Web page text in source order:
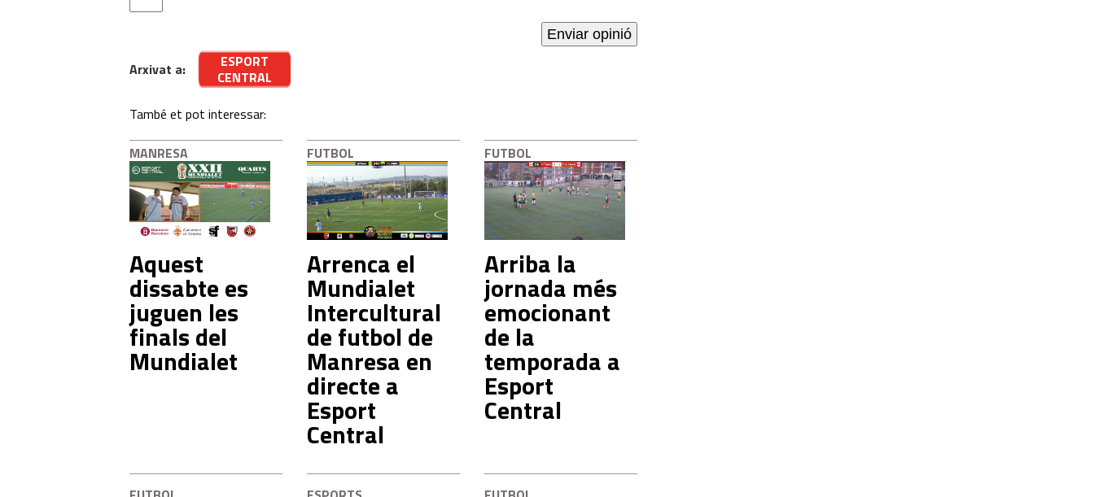
Arxivat a:
ESPORT
CENTRAL
També et pot interessar:
MANRESA
Aquest
dissabte es
juguen les
finals del
Mundialet
FUTBOL
Arrenca el
Mundialet
Intercultural
de futbol de
Manresa en
directe a
Esport
Central
FUTBOL
Arriba la
jornada més
emocionant
de la
temporada a
Esport
Central